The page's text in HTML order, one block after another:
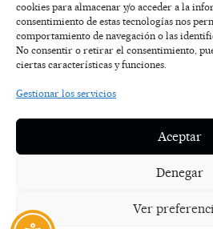
cookies para almacenar y/o acceder a la
consentimiento de estas tecnologías nos
comportamiento de navegación o las
No consentir o retirar el consentimiento,
ciertas características y funciones.
Gestionar los servicios
Aceptar
Denegar
Ver
F
a
c
e
-
f
I
n
s
t
m